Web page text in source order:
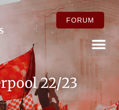
FORUM
22/23